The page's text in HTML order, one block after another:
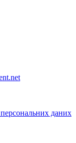
персональних даних